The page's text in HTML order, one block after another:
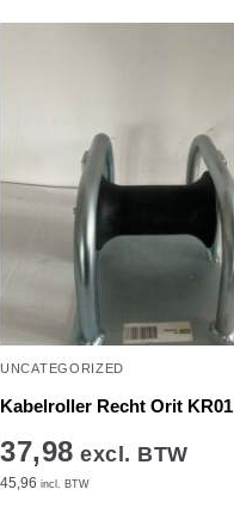
UNCATEGORIZED
Kabelroller Recht Orit KR01
37,98 excl. BTW
45,96 incl. BTW